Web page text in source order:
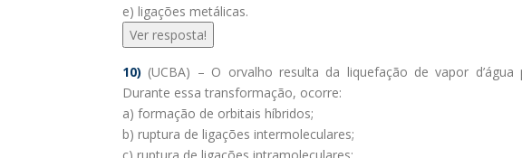
e) ligações metálicas.
Ver resposta!
10) (UCBA) – O orvalho resulta da liquefação de vapor
Durante essa transformação, ocorre:
a) formação de orbitais híbridos;
b) ruptura de ligações intermoleculares;